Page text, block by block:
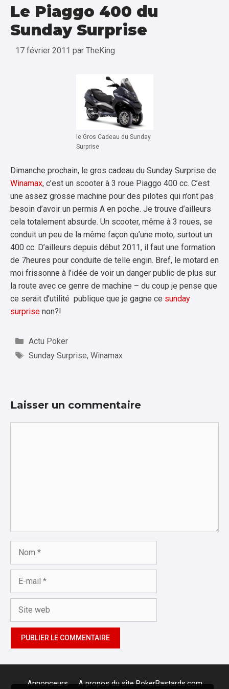
Le Piaggo 400 du
Sunday Surprise
17 février 2011 par TheKing
le Gros Cadeau du Sunday
Surprise
Dimanche prochain, le gros cadeau du Sunday Surprise de
Winamax, c’est un scooter à 3 roue Piaggo 400 cc. C’est
une assez grosse machine pour des pilotes qui n’ont pas
besoin d’avoir un permis A en poche. Je trouve d’ailleurs
cela totalement absurde. Un scooter, même à 3 roues, se
conduit un peu de la même façon qu’une moto, surtout un
400 cc. D’ailleurs depuis début 2011, il faut une formation
de 7heures pour conduite de telle engin. Bref, le motard en
moi frissonne à l’idée de voir un danger public de plus sur
la route avec ce genre de machine – du coup je pense que
ce serait d’utilité publique que je gagne ce sunday
surprise non?!
Catégories
Actu Poker
Étiquettes
Sunday Surprise, Winamax
Laisser un commentaire
Nom
Site
Annonceurs A propos du site PokerBastards.com